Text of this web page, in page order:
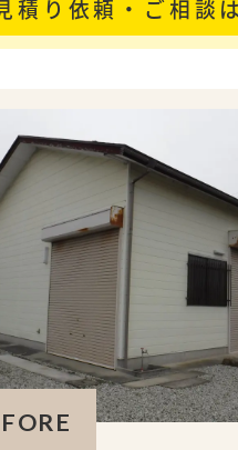
積り依頼・ご相談